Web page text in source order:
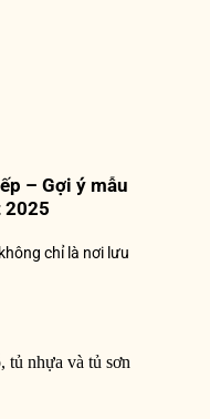
– Gợi ý mẫu
2025
chỉ là nơi lưu